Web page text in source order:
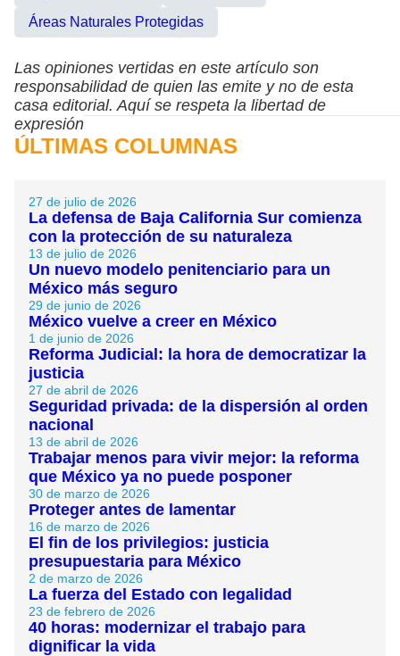
Áreas Naturales Protegidas
Las opiniones vertidas en este artículo son
responsabilidad de quien las emite y no de esta
casa editorial. Aquí se respeta la libertad de
expresión
ÚLTIMAS COLUMNAS
27 de julio de 2026
La defensa de Baja California Sur comienza
con la protección de su naturaleza
13 de julio de 2026
Un nuevo modelo penitenciario para un
México más seguro
29 de junio de 2026
México vuelve a creer en México
1 de junio de 2026
Reforma Judicial: la hora de democratizar la
justicia
27 de abril de 2026
Seguridad privada: de la dispersión al orden
nacional
13 de abril de 2026
Trabajar menos para vivir mejor: la reforma
que México ya no puede posponer
30 de marzo de 2026
Proteger antes de lamentar
16 de marzo de 2026
El fin de los privilegios: justicia
presupuestaria para México
2 de marzo de 2026
La fuerza del Estado con legalidad
23 de febrero de 2026
40 horas: modernizar el trabajo para
dignificar la vida